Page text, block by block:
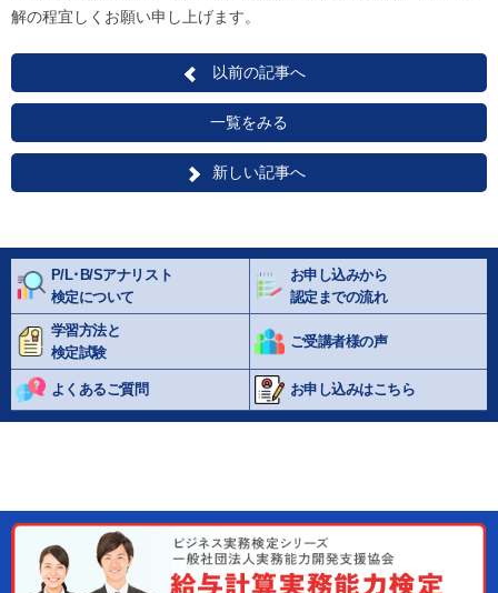
解の程宜しくお願い申し上げます。
以前の記事へ
一覧をみる
新しい記事へ
P/L･B/Sアナリスト
検定について
お申し込みから
認定までの流れ
学習方法と
検定試験
ご受講者様の声
よくあるご質問 お申し込みはこちら